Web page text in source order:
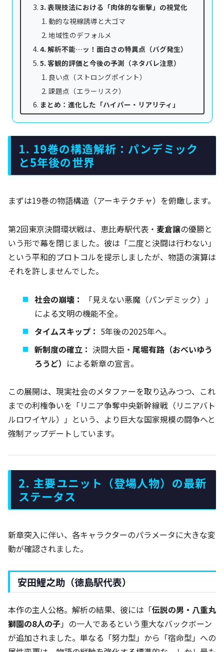
3. 表現技法における「肉体的な衝撃」の視覚化
動的な視線誘導と大ゴマ
地域性のデフォルメ
4. 解析不能…ッ！面白さの特異点（バグ発生）
5. 客観的評価と今後の予測（ネタバレ注意）
良い点（ストロングポイント）
課題点（エラーリスク）
まとめ：進化した「ハイパー・リアリティ」
1. 19巻の構造解析：パンデミック
と5年後の世界
まずは19巻の物語構造（アーキテクチャ）を俯瞰します。
第2回東京決闘環状戦は、恵比寿駅代表・ 麦倉譲の優勝と
いう形で幕を閉じました。彼は「二度と決闘は行わない」
という平和的プロトコルを提示しましたが、物語の演算は
それを許しませんでした。
社会の崩壊：
「見えない悪魔（パンデミック）」
による文明の機能不全。
タイムスキップ： 5年後の2025年へ。
新制度の確立： 決闘大臣・ 尾堀有路（おべいゆう
ろうど） による新章の宣言。
この展開は、現実社会のメタファーを取り込みつつ、これ
までの利権争いを「リニア争奪中央新幹線戦（リニアバト
ルロワイヤル）」という、より巨大な国家規模の闘争へと
強制アップデートしています。
2. 主要ユニット（登場人物）の最新
ステータス
新章突入に伴い、各キャラクターのパラメータに大きな変
動が確認されました。
安田鯉之助（徳島駅代表）
本作の主人公格。解析の結果、彼には「伝説の男・八重丸
獅園の8人の子」の一人であるという重大なバックボーン
が追加されました。単なる「努力型」から「宿命型」への